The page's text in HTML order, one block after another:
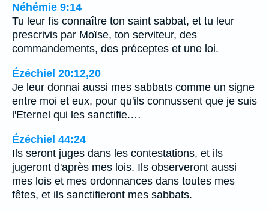
Néhémie 9:14
Tu leur fis connaître ton saint sabbat, et tu leur
prescrivis par Moïse, ton serviteur, des
commandements, des préceptes et une loi.
Ézéchiel 20:12,20
Je leur donnai aussi mes sabbats comme un signe
entre moi et eux, pour qu'ils connussent que je suis
l'Eternel qui les sanctifie.…
Ézéchiel 44:24
Ils seront juges dans les contestations, et ils
jugeront d'après mes lois. Ils observeront aussi
mes lois et mes ordonnances dans toutes mes
fêtes, et ils sanctifieront mes sabbats.